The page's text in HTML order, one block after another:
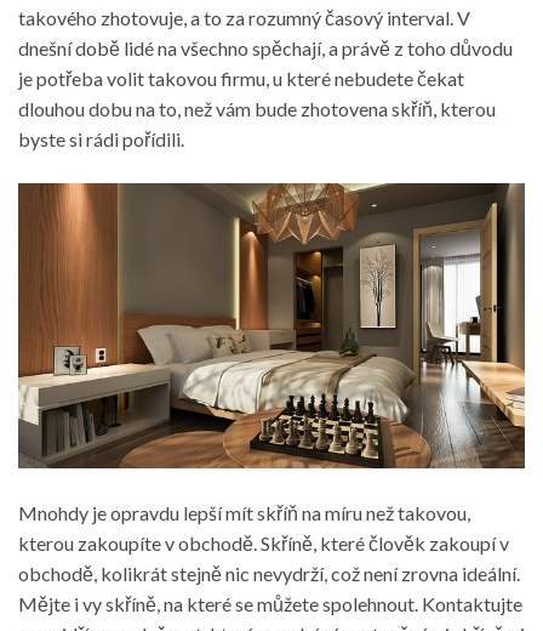
takového zhotovuje, a to za rozumný časový interval. V
dnešní době lidé na všechno spěchají, a právě z toho důvodu
je potřeba volit takovou firmu, u které nebudete čekat
dlouhou dobu na to, než vám bude zhotovena skříň, kterou
byste si rádi pořídili.
Mnohdy je opravdu lepší mít skříň na míru než takovou,
kterou zakoupíte v obchodě. Skříně, které člověk zakoupí v
obchodě, kolikrát stejně nic nevydrží, což není zrovna ideální.
Mějte i vy skříně, na které se můžete spolehnout. Kontaktujte